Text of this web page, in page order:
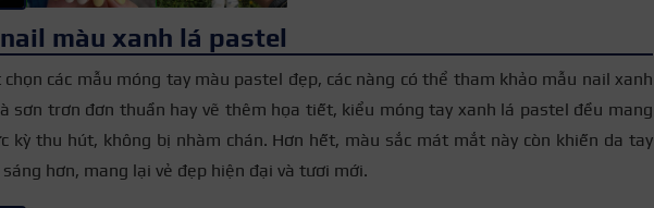
màu xanh lá pastel
các mẫu móng tay màu pastel đẹp, các nàng có thể tham khảo mẫu nail xanh
sơn trơn đơn thuần hay vẽ thêm họa tiết, kiểu móng tay xanh lá pastel đều mang
kỳ thu hút, không bị nhàm chán. Hơn hết, màu sắc mát mắt này còn khiến da tay
hơn, mang lại vẻ đẹp hiện đại và tươi mới.